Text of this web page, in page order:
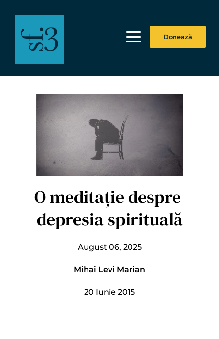
Donează
O meditație despre
depresia spirituală
August 06, 2025
Mihai Levi Marian
20 Iunie 2015